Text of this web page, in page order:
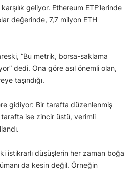
geliyor. Ethereum ETF’lerinde
değerinde, 7,7 milyon ETH
“Bu metrik, borsa-saklama
dedi. Ona göre asıl önemli olan,
taşındığı.
gidiyor: Bir tarafta düzenlenmiş
ise zincir üstü, verimli
istikrarlı düşüşlerin her zaman boğa
da kesin değil. Örneğin